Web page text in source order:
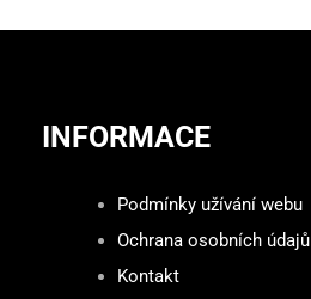
INFORMACE
Podmínky užívání webu
Ochrana osobních údajů
Kontakt